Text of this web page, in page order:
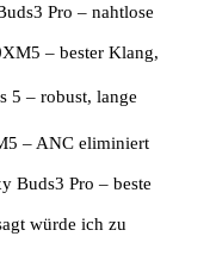
Pro – nahtlose
– bester Klang,
5 – robust, lange
– ANC eliminiert
Buds3 Pro – beste
würde ich zu